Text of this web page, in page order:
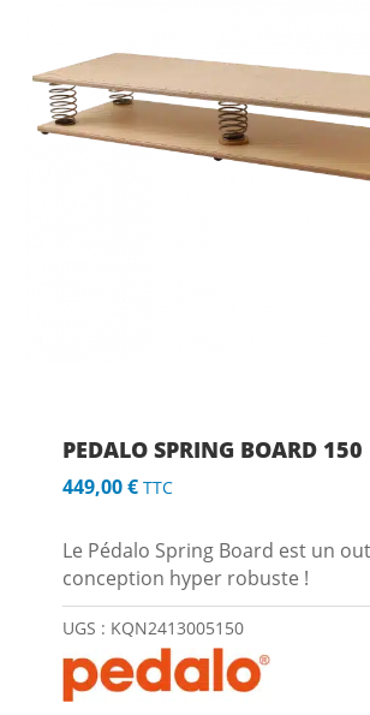
PEDALO SPRING BOARD 150
449,00€ TTC
Le Pédalo Spring Board est un
conception hyper robuste !
UGS : KQN2413005150